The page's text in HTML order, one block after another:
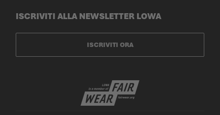
ISCRIVITI ALLA NEWSLETTER LOWA
ISCRIVITI ORA